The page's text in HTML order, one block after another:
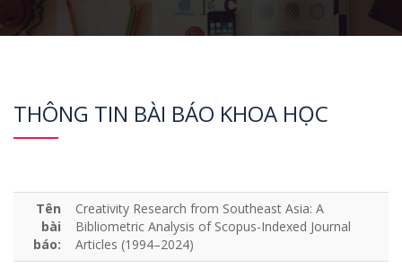
THÔNG TIN BÀI BÁO KHOA HỌC
Tên
bài
báo:
Creativity Research from Southeast Asia: A
Bibliometric Analysis of Scopus-Indexed Journal
Articles (1994–2024)